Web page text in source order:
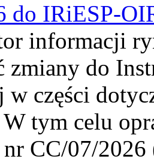
do IRiESP-
informacji
zmiany do
w części
tym celu
CC/07/